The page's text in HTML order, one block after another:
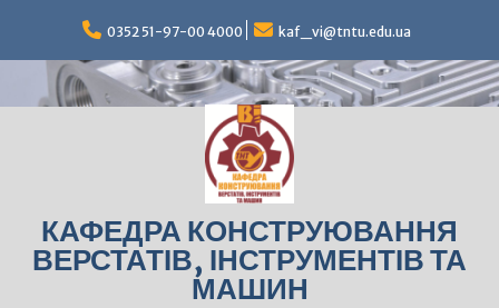
вмісту
0352 51-97-00 4000 kaf_vi@tntu.edu.ua
КАФЕДРА КОНСТРУЮВАННЯ
ВЕРСТАТІВ, ІНСТРУМЕНТІВ ТА
МАШИН